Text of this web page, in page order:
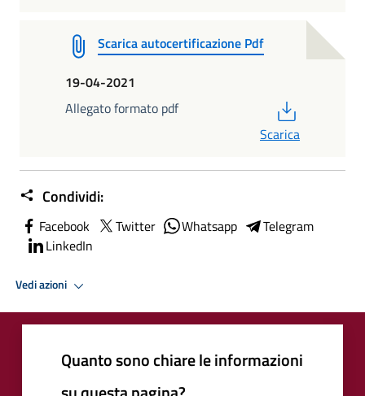
Scarica autocertificazione Pdf
19-04-2021
Allegato formato pdf
Scarica
Condividi:
Facebook Twitter Whatsapp
Telegram
LinkedIn
Vedi azioni
Quanto sono chiare le informazioni